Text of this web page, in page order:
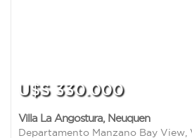
U$S 330.000
Villa La Angostura, Neuquen
Departamento Manzano Bay